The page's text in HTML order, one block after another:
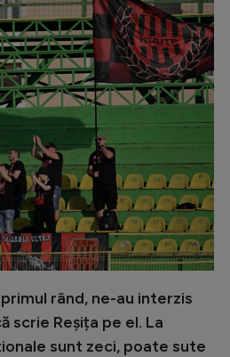
rând, ne-au interzis
scrie Reșița pe el. La
sunt zeci, poate sute